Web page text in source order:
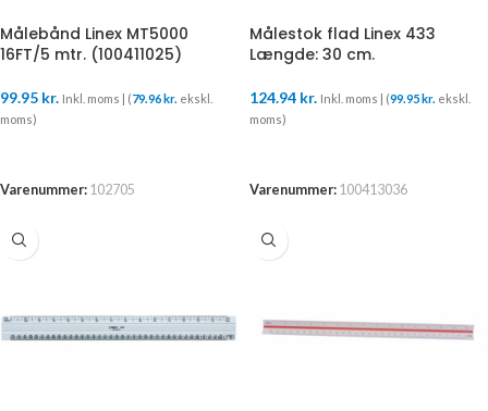
Målebånd Linex MT5000
16FT/5 mtr. (100411025)
99.95 kr. Inkl. moms | (79.96 kr. ekskl.
moms)
Varenummer: 102705
Målestok flad Linex 433
Længde: 30 cm.
124.94 kr. Inkl. moms | (99.95 kr. ekskl.
moms)
Varenummer: 100413036